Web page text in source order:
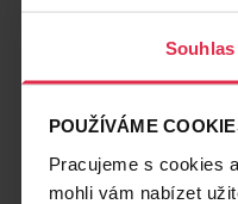
Souhlas
POUŽÍVÁME
Pracujeme s cookies
mohli vám nabízet